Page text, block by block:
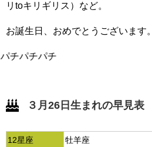
リtoキリギリス）など。
お誕生日、おめでとうございます。
パチパチパチ
３月26日生まれの早見表
12星座
牡羊座